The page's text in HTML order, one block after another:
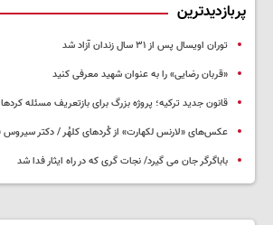
پربازدیدترین
توران اویسال پس از ۳۱ سال زندان آزاد شد
«قربان رضایی» را به عنوان شهید معرفی کنید
قانون جدید ترکیه؛ پروژه بزرگ‌ برای بازتعریف مسئله کردها
عکس‌های «لارنس لکهارت» از کُردهای کلهُر / دکتر
باباگرگر جان می گیرد/ نجات گری که در راه ایثار فدا شد